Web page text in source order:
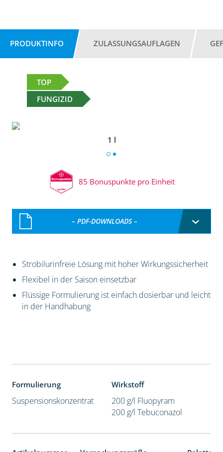
PRODUKTINFO ZULASSUNGSAUFLAGEN
TOP
FUNGIZID
1 l
85 Bonuspunkte pro Einheit
– PDF-DOWNLOADS –
Strobilurinfreie Lösung mit hoher Wirkungssicherheit
Flexibel in der Saison einsetzbar
Flüssige Formulierung ist einfach dosierbar und leicht
in der Handhabung
Formulierung
Suspensionskonzentrat
Wirkstoff
200 g/l Fluopyram
200 g/l Tebuconazol